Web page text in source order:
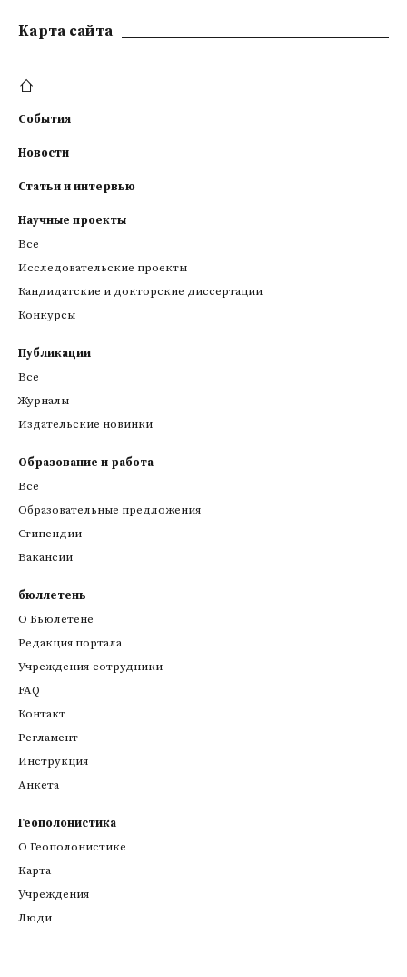
Kарта сайта
События
Новости
Статьи и интервью
Научные проекты
Все
Исследовательские проекты
Кандидатские и докторские диссертации
Конкурсы
Публикации
Все
Журналы
Издательские новинки
Образование и работа
Все
Образовательные предложения
Стипендии
Вакансии
бюллетень
О Бьюлетене
Редакция портала
Учреждения-сотрудники
FAQ
Контакт
Регламент
Инструкция
Анкета
Геополонистика
О Геополонистике
Kарта
Учреждения
Люди